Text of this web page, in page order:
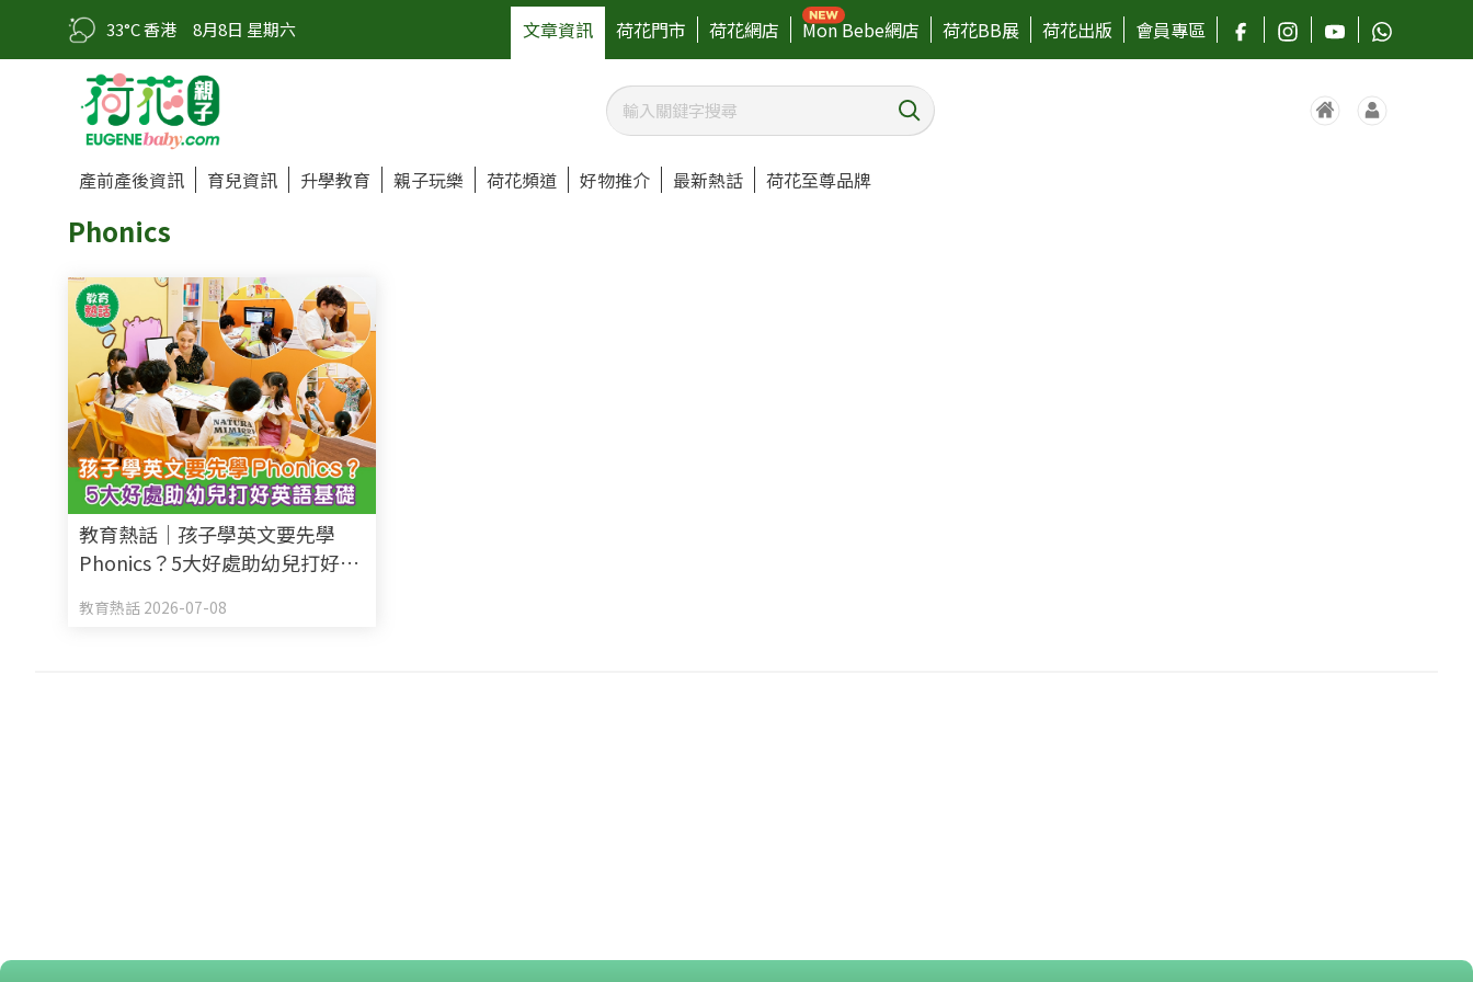
33°C 香港 8月8日 星期六 文章資訊 荷花門市 荷花網店 Mon Bebe網店 荷花BB展 荷花出版 會員專區
產前產後資訊 育兒資訊 升學教育 親子玩樂 荷花頻道 好物推介 最新熱話 荷花至尊品牌
Phonics
教育熱話｜孩子學英文要先學
Phonics？5大好處助幼兒打好英
教育熱話 2026-07-08